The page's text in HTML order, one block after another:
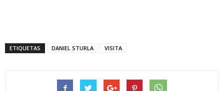
ETIQUETAS DANIEL STURLA VISITA